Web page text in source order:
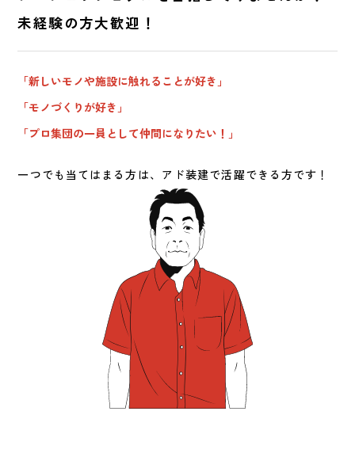
未経験の方大歓迎！
「新しいモノや施設に触れることが好き」
「モノづくりが好き」
「プロ集団の一員として仲間になりたい！」
一つでも当てはまる方は、アド装建で活躍できる方です！